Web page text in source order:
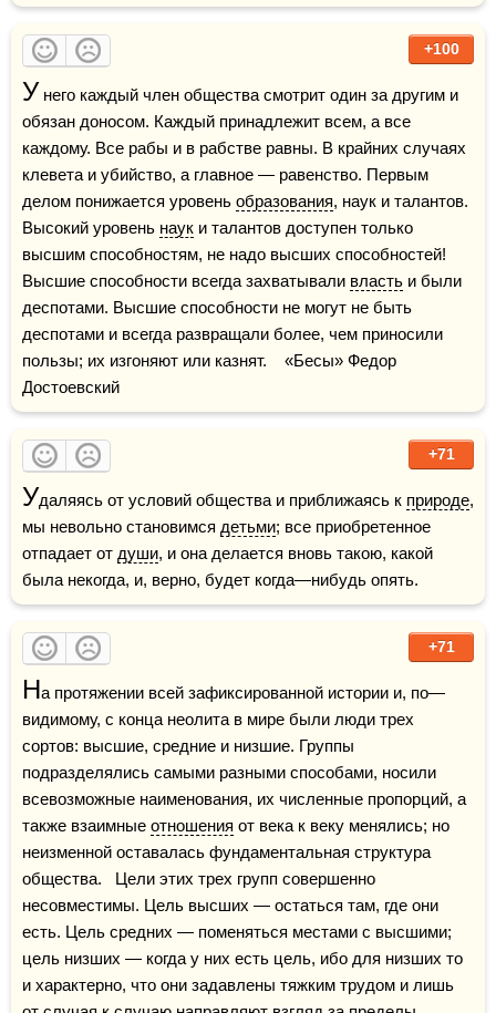
+100
У него каждый член общества смотрит один за другим и
обязан доносом. Каждый принадлежит всем, а все
каждому. Все рабы и в рабстве равны. В крайних случаях
клевета и убийство, а главное — равенство. Первым
делом понижается уровень образования, наук и талантов.
Высокий уровень наук и талантов доступен только
высшим способностям, не надо высших способностей!
Высшие способности всегда захватывали власть и были
деспотами. Высшие способности не могут не быть
деспотами и всегда развращали более, чем приносили
пользы; их изгоняют или казнят.    «Бесы» Федор
Достоевский
+71
Удаляясь от условий общества и приближаясь к природе,
мы невольно становимся детьми; все приобретенное
отпадает от души, и она делается вновь такою, какой
была некогда, и, верно, будет когда—нибудь опять.
+71
На протяжении всей зафиксированной истории и, по—
видимому, с конца неолита в мире были люди трех
сортов: высшие, средние и низшие. Группы
подразделялись самыми разными способами, носили
всевозможные наименования, их численные пропорций, а
также взаимные отношения от века к веку менялись; но
неизменной оставалась фундаментальная структура
общества.   Цели этих трех групп совершенно
несовместимы. Цель высших — остаться там, где они
есть. Цель средних — поменяться местами с высшими;
цель низших — когда у них есть цель, ибо для низших то
и характерно, что они задавлены тяжким трудом и лишь